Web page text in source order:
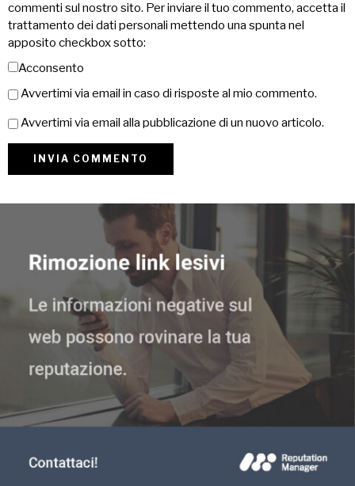
commenti sul nostro sito. Per inviare il tuo commento, accetta il
trattamento dei dati personali mettendo una spunta nel
apposito checkbox sotto:
Acconsento
Avvertimi via email in caso di risposte al mio commento.
Avvertimi via email alla pubblicazione di un nuovo articolo.